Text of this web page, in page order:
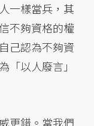
一樣當兵，其
不夠資格的權
己認為不夠資
「以人廢言」
更錯。當我們